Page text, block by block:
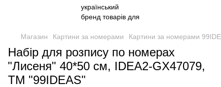
Магазин Картини за номерами Картини за номерами
Набір для розпису по номерах
"Лисеня" 40*50 см, IDEA2-GX47079,
ТМ "99IDEAS"